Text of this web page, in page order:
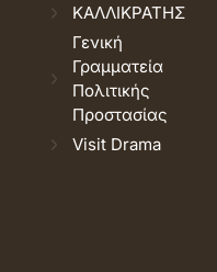
ΚΑΛΛΙΚΡΑΤΗΣ
Γενική
Γραμματεία
Πολιτικής
Προστασίας
Visit Drama